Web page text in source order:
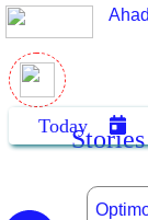
Today